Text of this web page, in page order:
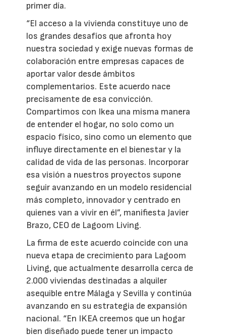
primer día.
“El acceso a la vivienda constituye uno de
los grandes desafíos que afronta hoy
nuestra sociedad y exige nuevas formas de
colaboración entre empresas capaces de
aportar valor desde ámbitos
complementarios. Este acuerdo nace
precisamente de esa convicción.
Compartimos con Ikea una misma manera
de entender el hogar, no solo como un
espacio físico, sino como un elemento que
influye directamente en el bienestar y la
calidad de vida de las personas. Incorporar
esa visión a nuestros proyectos supone
seguir avanzando en un modelo residencial
más completo, innovador y centrado en
quienes van a vivir en él”, manifiesta Javier
Brazo, CEO de Lagoom Living.
La firma de este acuerdo coincide con una
nueva etapa de crecimiento para Lagoom
Living, que actualmente desarrolla cerca de
2.000 viviendas destinadas a alquiler
asequible entre Málaga y Sevilla y continúa
avanzando en su estrategia de expansión
nacional. “En IKEA creemos que un hogar
bien diseñado puede tener un impacto